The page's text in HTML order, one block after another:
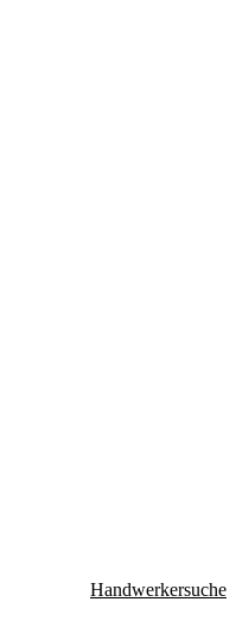
Handwerkersuche